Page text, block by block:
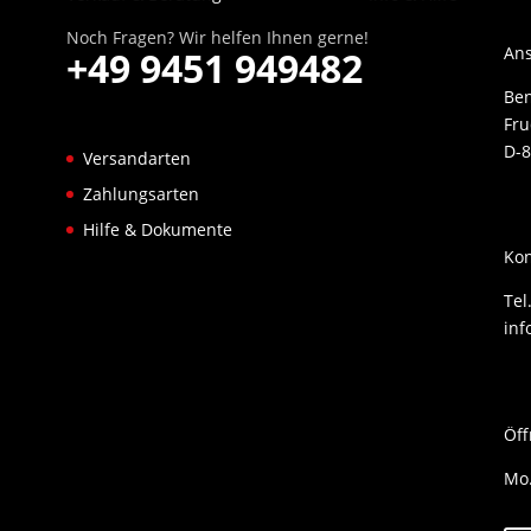
Noch Fragen? Wir helfen Ihnen gerne!
+49 9451 949482
Versandarten
Zahlungsarten
Hilfe & Dokumente
D-